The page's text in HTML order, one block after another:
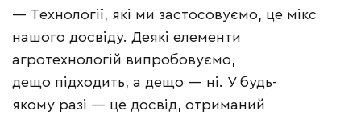
— Технології, які ми застосовуємо, це мікс
нашого досвіду. Деякі елементи
агротехнологій випробовуємо,
дещо підходить, а дещо — ні. У будь-
якому разі — це досвід, отриманий